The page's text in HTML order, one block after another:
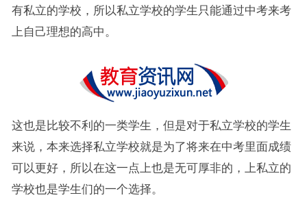
有私立的学校，所以私立学校的学生只能通过中考来考
上自己理想的高中。
这也是比较不利的一类学生，但是对于私立学校的学生
来说，本来选择私立学校就是为了将来在中考里面成绩
可以更好，所以在这一点上也是无可厚非的，上私立的
学校也是学生们的一个选择。